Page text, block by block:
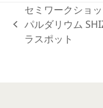
previous
post:
セミワークショ
パルダリウム
ラスポット